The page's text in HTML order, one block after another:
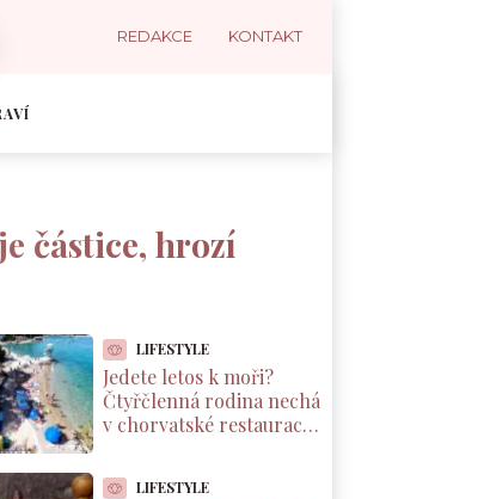
REDAKCE KONTAKT
částice, hrozí
LIFESTYLE
Jedete letos k moři?
Čtyřčlenná rodina nechá
v chorvatské restauraci
večeři
LIFESTYLE